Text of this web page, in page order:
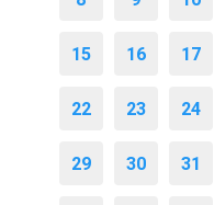
15 16 17
22 23 24
29 30 31